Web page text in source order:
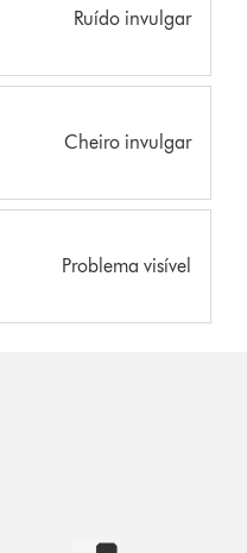
Ruído invulgar
Cheiro invulgar
Problema visível